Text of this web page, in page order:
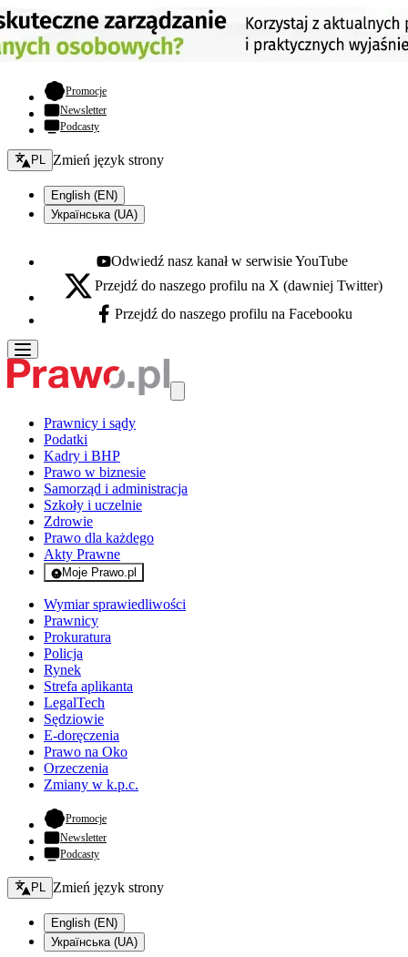
Promocje- otwiera się w nowej karcie
Newsletter
Podcasty
Zmień język - bieżący:
PL Zmień język strony
English (EN)
Українська (UA)
Youtube - otwiera się w nowej karcie
Odwiedź nasz kanał w serwisie YouTube
X - otwiera się w nowej karcie
Przejdź do naszego profilu na X (dawniej Twitter)
Facebook - otwiera się w nowej karcie
Przejdź do naszego profilu na Facebooku
Prawnicy i sądy
Podatki
Kadry i BHP
Prawo w biznesie
Samorząd i administracja
Szkoły i uczelnie
Zdrowie
Prawo dla każdego
Akty Prawne
Moje Prawo.pl
- rejestracja i logowanie do serwisu
Wymiar sprawiedliwości
Prawnicy
Prokuratura
Policja
Rynek
Strefa aplikanta
LegalTech
Sędziowie
E-doręczenia
Prawo na Oko
Orzeczenia
Zmiany w k.p.c.
Promocje- otwiera się w nowej karcie
Newsletter
Podcasty
Zmień język - bieżący:
PL Zmień język strony
English (EN)
Українська (UA)